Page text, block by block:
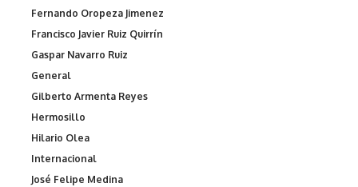
Fernando Oropeza Jimenez
Francisco Javier Ruiz Quirrín
Gaspar Navarro Ruiz
General
Gilberto Armenta Reyes
Hermosillo
Hilario Olea
Internacional
José Felipe Medina